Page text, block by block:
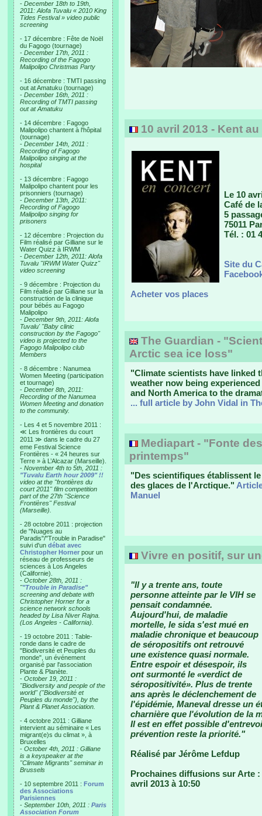
- December 18th to 19th,
2011: Alofa Tuvalu « 2010 King
Tides Festival » video public
screening
- 17 décembre : Fête de Noël
du Fagogo (tournage)
- December 17th, 2011 :
Recording of the Fagogo
Malipolipo Christmas Party
- 16 décembre : TMTI passing
out at Amatuku (tournage)
- December 16th, 2011 :
Recording of TMTI passing
out at Amatuku
- 14 décembre : Fagogo
Malipolipo chantent à l'hôpital
(tournage)
- December 14th, 2011 :
Recording of Fagogo
Malipolipo singing at the
hospital
- 13 décembre : Fagogo
Malipolipo chantent pour les
prisonniers (tournage)
- December 13th, 2011:
Recording of Fagogo
Malipolipo singing for
prisoners
- 12 décembre : Projection du
Film réalisé par Gilliane sur le
Water Quizz à IRWM
- December 12th, 2011: Alofa
Tuvalu "IRWM Water Quizz"
video screening
- 9 décembre : Projection du
Film réalisé par Gilliane sur la
construction de la clinique
pour bébés au Fagogo
Malipolipo
- December 9th, 2011: Alofa
Tuvalu' "Baby clinic
construction by the Fagogo"
video is projected to the
Fagogo Malipolipo club
Members
- 8 décembre : Nanumea
Women Meeting (participation
et tournage)
- December 8th, 2011:
Recording of the Nanumea
Women Meeting and donation
to the community.
- Les 4 et 5 novembre 2011 :
≪ Les frontières du court
2011 ≫ dans le cadre du 27
eme Festival Science
Frontières - « 24 heures sur
Terre » à L’Alcazar (Marseille).
- November 4th to 5th, 2011 :
"Tuvalu Earth hour 2009" !!
video at the "frontières du
court 2011" film competition
part of the 27th "Science
Frontières" Festival
(Marseille).
- 28 octobre 2011 : projection
de "Nuages au
Paradis"/"Trouble in Paradise"
suivi d'un débat avec
Christopher Horner pour un
réseau de professeurs de
sciences à Los Angeles
(Californie).
- October 28th, 2011 :
""Trouble in Paradise"
screening and debate with
Christopher Horner for a
science network schools
headed by Lisa Niver Rajna.
(Los Angeles - California).
- 19 octobre 2011 : Table-
ronde dans le cadre de
"Biodiversité et Peuples du
monde", un événement
organisé par l'association
Plante & Planète.
- October 19, 2011 :
"Biodiversity and people of the
world" ("Biodiversité et
Peuples du monde"), by the
Plant & Planet Association.
- 4 octobre 2011 : Gilliane
intervient au séminaire « Les
migrant(e)s du climat », à
Bruxelles
- October 4th, 2011 : Gilliane
is a keyspeaker at the
"Climate Migrants" seminar in
Brussels
- 10 septembre 2011 : Forum
des Associations
Parisiennes
- September 10th, 2011 : Paris
Association Forum
10 avril 2013 - Kent
Le 10
Café de
5
75011
Tél. : 01
Site du
Acheter vos places
The Guardian -
Arctic sea ice loss"
"Climate scientists have linked
weather now being
and North America to the
... full article by John Vidal in
Mediapart - "Fonte
printemps"
"Des scientifiques établissent
des glaces de l'Arctique."
Manuel
Vivre en positif, sur
"Il y a trente ans, toute
personne atteinte par le VIH se
pensait condamnée.
Aujourd'hui, de maladie
mortelle, le sida s'est mué en
maladie chronique et beaucoup
de séropositifs ont retrouvé
une existence quasi normale.
Entre espoir et désespoir, ils
ont surmonté le «verdict de
séropositivité». Plus de trente
ans après le déclenchement de
l'épidémie, Maneval dresse un
charnière que l'évolution de la
Il est en effet possible
prévention reste la priorité."
Réalisé par Jérôme Lefdup
Prochaines diffusions sur Arte :
avril 2013 à 10:50